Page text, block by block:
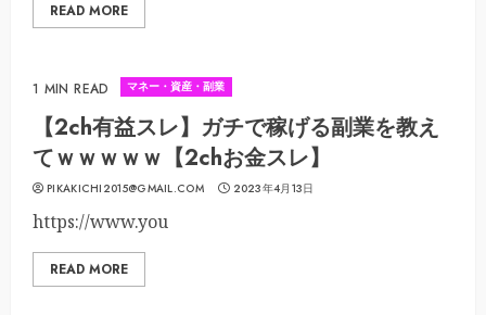
READ MORE
1 MIN READ マネー・資産・副業
【2ch有益スレ】ガチで稼げる副業を教え
てｗｗｗｗｗ【2chお金スレ】
PIKAKICHI2015@GMAIL.COM 2023年4月13日
https://www.you
READ MORE